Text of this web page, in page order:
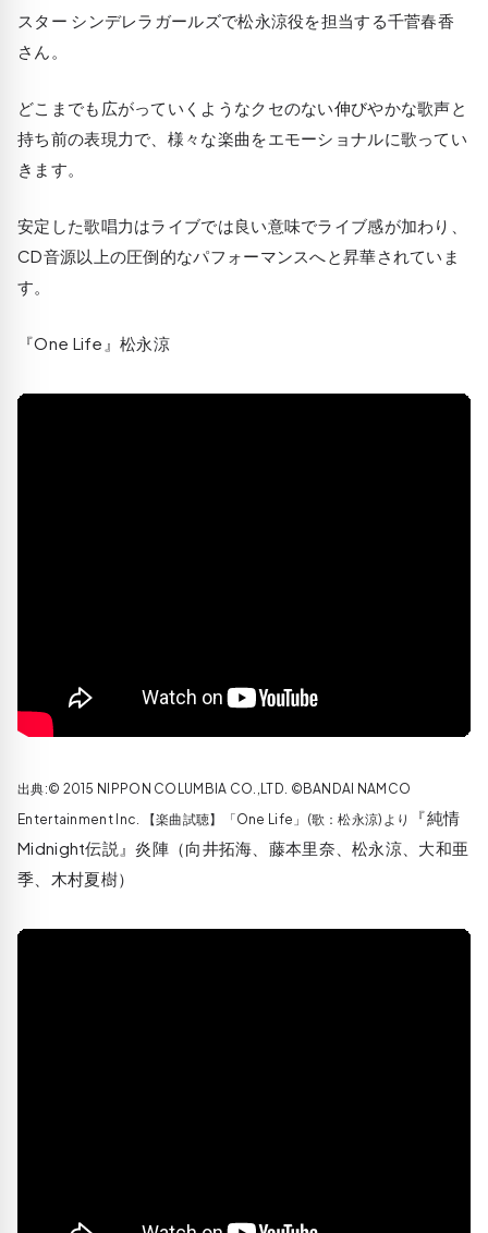
スター シンデレラガールズで松永涼役を担当する千菅春香
さん。
どこまでも広がっていくようなクセのない伸びやかな歌声と
持ち前の表現力で、様々な楽曲をエモーショナルに歌ってい
きます。
安定した歌唱力はライブでは良い意味でライブ感が加わり、
CD音源以上の圧倒的なパフォーマンスへと昇華されていま
す。
『One Life』松永涼
出典:© 2015 NIPPON COLUMBIA CO.,LTD. ©BANDAI NAMCO
Entertainment Inc. 【楽曲試聴】「One Life」(歌：松永涼)より
『純情
Midnight伝説』炎陣（向井拓海、藤本里奈、松永涼、大和亜
季、木村夏樹）